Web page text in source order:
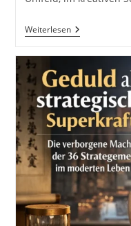
WeiterlesenBist
Du
Anfänger?!
Warum
Du
Nicht
Weiter
Kommst?
Weil
Du
Die
Letzten
5%
Nicht
Gehst!